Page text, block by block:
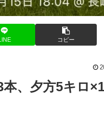
コピー
、夕方5キロ×1